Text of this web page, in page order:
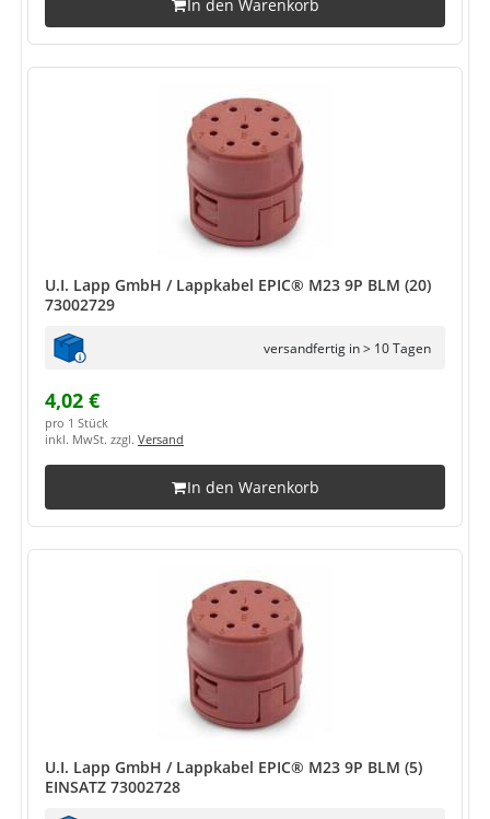
In den Warenkorb
U.I. Lapp GmbH / Lappkabel EPIC® M23 9P BLM (20)
73002729
versandfertig in > 10 Tagen
4,02 €
pro 1 Stück
inkl. MwSt. zzgl. Versand
In den Warenkorb
U.I. Lapp GmbH / Lappkabel EPIC® M23 9P BLM (5)
EINSATZ 73002728